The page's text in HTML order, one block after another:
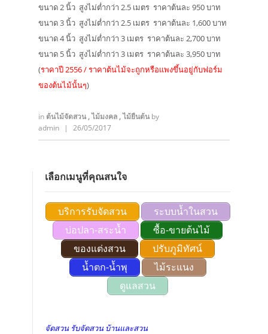
ขนาด 2 นิ้ว สูงไม่ต่ำกว่า 2.5 เมตร ราคาต้นละ 950 บาท
ขนาด 3 นิ้ว สูงไม่ต่ำกว่า 2.5 เมตร ราคาต้นละ 1,600 บาท
ขนาด 4 นิ้ว สูงไม่ต่ำกว่า 3 เมตร ราคาต้นละ 2,700 บาท
ขนาด 5 นิ้ว สูงไม่ต่ำกว่า 3 เมตร ราคาต้นละ 3,950 บาท
(ราคาปี 2556 / ราคาต้นไม้จะถูกหรือแพงขึ้นอยู่กับฟอร์ม
ของต้นไม้นั้นๆ)
in ต้นไม้จัดสวน,ไม้มงคล ,ไม้ยืนต้นby
admin
| 26/05/2017
เลือกเมนูที่คุณสนใจ
บริการรับจัดสวน
ระบบน้ำในสวน
บ่อปลา-สระน้ำ
ซื้อ-ขายต้นไม้
ของแต่งสวน
ปรับภูมิทัศน์
น้ำตก-น้ำพุ
ไม้ระแนง
ดูแลสวน
จัดสวน รับจัดสวน บ้านและสวน